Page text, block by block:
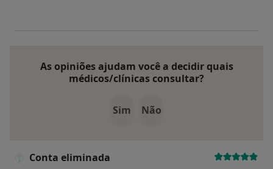
As opiniões ajudam você a decidir quais
médicos/clínicas consultar?
Sim Não
Conta eliminada